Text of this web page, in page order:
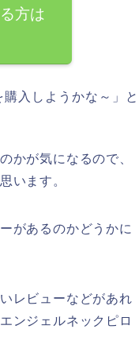
方は
入しようかな～」と
かが気になるので、
います。
があるのかどうかに
レビューなどがあれ
ンジェルネックピロ